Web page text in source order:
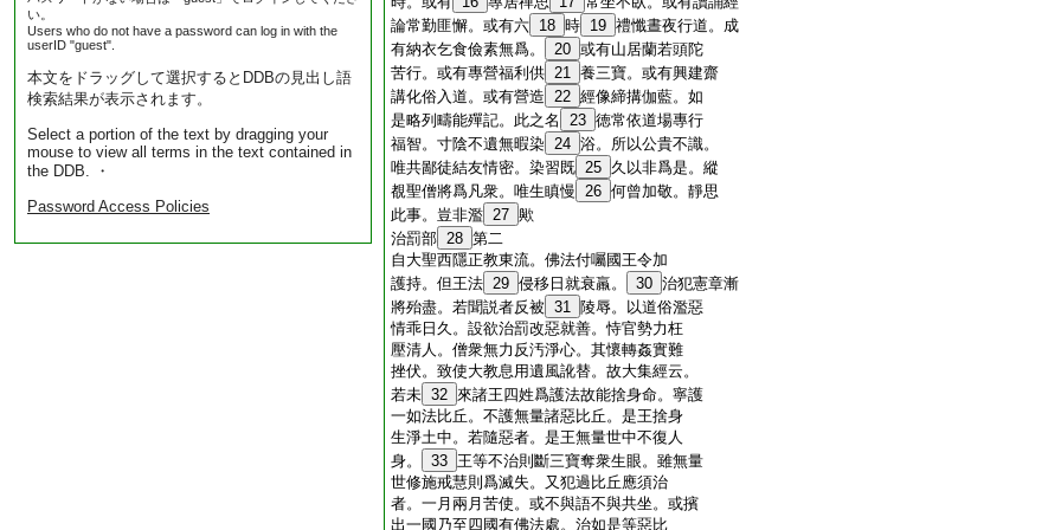
い。
Users who do not have a password can log in with the
userID "guest".
本文をドラッグして選択するとDDBの見出し語
検索結果が表示されます。
Select a portion of the text by dragging your
mouse to view all terms in the text contained in
the DDB. ・
Password Access Policies
論常勤匪懈。或有六 18 時 19 禮懺晝夜行道。成
有納衣乞食儉素無爲。
20 或有山居蘭若頭陀
苦行。或有專營福利供 21 養三寶。或有興建齋
講化俗入道。或有營造 22 經像締搆伽藍。如
是略列疇能殫記。此之名
23 徳常依道場專行
福智。寸陰不遺無暇染 24 浴。所以公貴不識。
唯共鄙徒結友情密。染習既 25 久以非爲是。縱
覩聖僧將爲凡衆。唯生瞋慢 26 何曾加敬。靜思
此事。豈非濫 27 歟
治罰部 28 第二
自大聖西隱正教東流。佛法付囑國王令加
護持。但王法 29 侵移日就衰羸。 30 治犯憲章漸
將殆盡。若聞説者反被 31 陵辱。以道俗濫惡
情乖日久。設欲治罰改惡就善。恃官勢力枉
壓清人。僧衆無力反汚淨心。其懷轉姦實難
挫伏。致使大教息用遺風訛替。故大集經云。
若未 32 來諸王四姓爲護法故能捨身命。寧護
一如法比丘。不護無量諸惡比丘。是王捨身
生淨土中。若隨惡者。是王無量世中不復人
身。
33 王等不治則斷三寶奪衆生眼。雖無量
世修施戒慧則爲滅失。又犯過比丘應須治
者。一月兩月苦使。或不與語不與共坐。或擯
出一國乃至四國有佛法處。治如是等惡比